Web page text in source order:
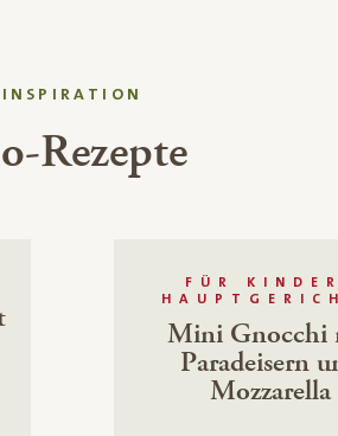
INSPIRATION
Rezepte
FÜR
Mini Gnocchi
Paradeisern
Mozzarella